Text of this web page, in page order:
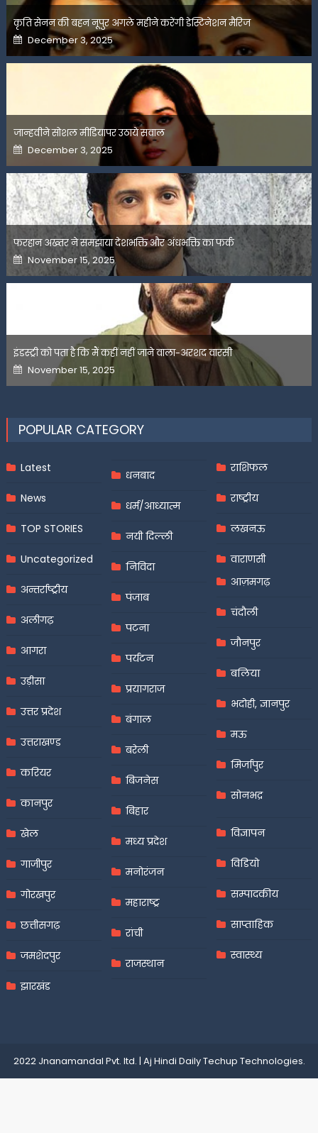
कृति सेनन की बहन नूपुर अगले महीने करेंगी डेस्टिनेशन मैरिज
Posted
on
December 3, 2025
जान्हवीने सोशल मीडियापर उठाये सवाल
Posted
on
December 3, 2025
फरहान अख्तर ने समझाया देशभक्ति और अंधभक्ति का फर्क
Posted
on
November 15, 2025
इंडस्ट्री को पता है कि मैं कहीं नहीं जाने वाला-अरशद वारसी
Posted
on
November 15, 2025
POPULAR CATEGORY
Latest
News
TOP STORIES
Uncategorized
अन्तर्राष्ट्रीय
अलीगढ़
आगरा
उड़ीसा
उत्तर प्रदेश
उत्तराखण्ड
करियर
कानपुर
खेल
गाजीपुर
गोरखपुर
छत्तीसगढ़
जमशेदपुर
झारखंड
धनबाद
धर्म/आध्यात्म
नयी दिल्ली
निविदा
पंजाब
पटना
पर्यटन
प्रयागराज
बंगाल
बरेली
बिजनेस
बिहार
मध्य प्रदेश
मनोरंजन
महाराष्ट्र
रांची
राजस्थान
राशिफल
राष्ट्रीय
लखनऊ
वाराणसी
आज़मगढ़
चंदौली
जौनपुर
बलिया
भदोही, ज्ञानपुर
मऊ
मिर्जापुर
सोनभद्र
विज्ञापन
विडियो
सम्पादकीय
साप्ताहिक
स्वास्थ्य
2022 Jnanamandal Pvt. ltd. | Aj Hindi DailyTechup Technologies.